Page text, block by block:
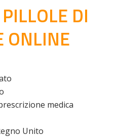
DI
ONLINE
medica
Unito